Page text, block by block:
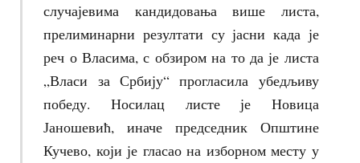
случајевима кандидовања више листа,
прелиминарни резултати су јасни када је
реч о Власима, с обзиром на то да је листа
„Власи за Србију“ прогласила убедљиву
победу. Носилац листе је Новица
Јаношевић, иначе председник Општине
Кучево, који је гласао на изборном месту у